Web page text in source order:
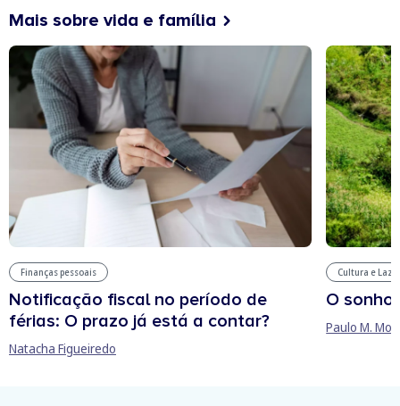
Mais sobre vida e família
Finanças pessoais
Notificação fiscal no período de
férias: O prazo já está a contar?
Natacha Figueiredo
Cultura e
O sonho
Paulo M.